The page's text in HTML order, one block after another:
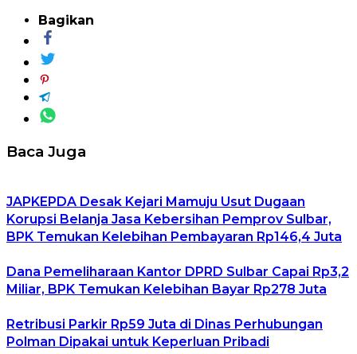
Bagikan
Baca Juga
JAPKEPDA Desak Kejari Mamuju Usut Dugaan
Korupsi Belanja Jasa Kebersihan Pemprov Sulbar,
BPK Temukan Kelebihan Pembayaran Rp146,4 Juta
Dana Pemeliharaan Kantor DPRD Sulbar Capai Rp3,2
Miliar, BPK Temukan Kelebihan Bayar Rp278 Juta
Retribusi Parkir Rp59 Juta di Dinas Perhubungan
Polman Dipakai untuk Keperluan Pribadi